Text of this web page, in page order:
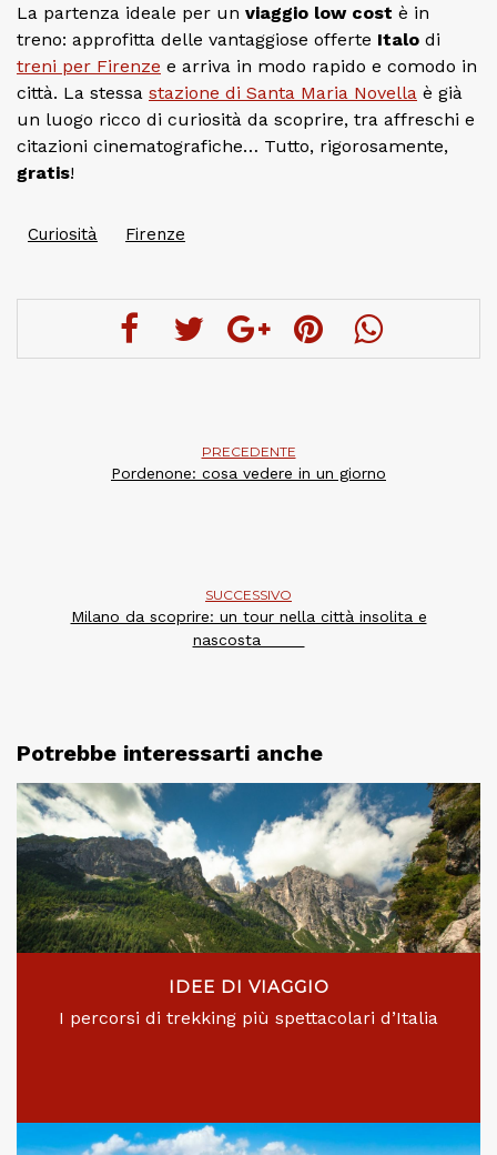
La partenza ideale per un viaggio low cost è in
treno: approfitta delle vantaggiose offerte Italo di
treni per Firenze e arriva in modo rapido e comodo in
città. La stessa stazione di Santa Maria Novella è già
un luogo ricco di curiosità da scoprire, tra affreschi e
citazioni cinematografiche… Tutto, rigorosamente,
gratis!
Curiosità Firenze
PRECEDENTE
Pordenone: cosa vedere in un giorno
SUCCESSIVO
Milano da scoprire: un tour nella città insolita e
nascosta
Potrebbe interessarti anche
IDEE DI VIAGGIO
I percorsi di trekking più spettacolari d’Italia